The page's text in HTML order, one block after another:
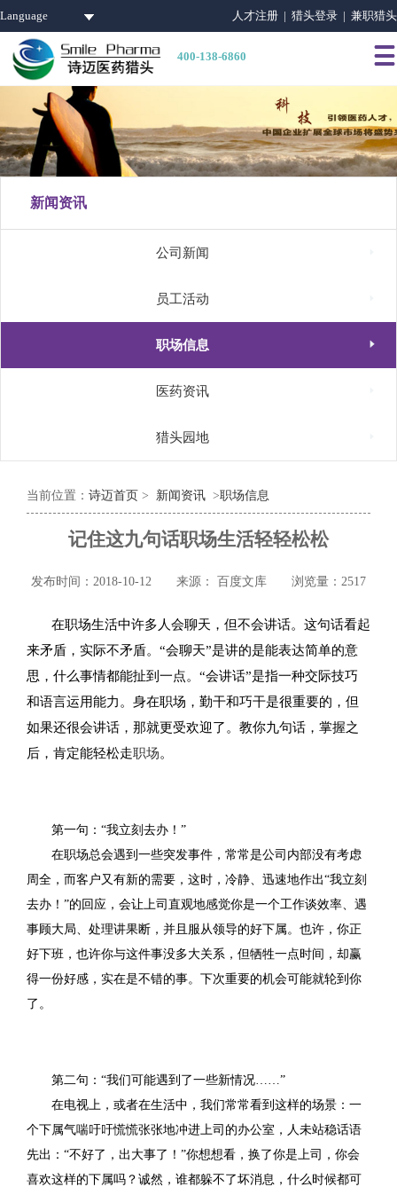
Language 人才注册 | 猎头登录 | 兼职猎头
400-138-6860 
新闻资讯
公司新闻
员工活动
职场信息 
医药资讯
猎头园地
当前位置： 诗迈首页 > 新闻资讯 >职场信息
记住这九句话职场生活轻轻松松
发布时间：2018-10-12 来源： 百度文库 浏览量：2517
在职场生活中许多人会聊天，但不会讲话。这句话看起
来矛盾，实际不矛盾。“会聊天”是讲的是能表达简单的意
思，什么事情都能扯到一点。“会讲话”是指一种交际技巧
和语言运用能力。身在职场，勤干和巧干是很重要的，但
如果还很会讲话，那就更受欢迎了。教你九句话，掌握之
后，肯定能轻松走职场。
第一句：“我立刻去办！”
在职场总会遇到一些突发事件，常常是公司内部没有考虑
周全，而客户又有新的需要，这时，冷静、迅速地作出“我立刻
去办！”的回应，会让上司直观地感觉你是一个工作谈效率、遇
事顾大局、处理讲果断，并且服从领导的好下属。也许，你正
好下班，也许你与这件事没多大关系，但牺牲一点时间，却赢
得一份好感，实在是不错的事。下次重要的机会可能就轮到你
了。
第二句：“我们可能遇到了一些新情况……”
在电视上，或者在生活中，我们常常看到这样的场景：一
个下属气喘吁吁慌慌张张地冲进上司的办公室，人未站稳话语
先出：“不好了，出大事了！”你想想看，换了你是上司，你会
喜欢这样的下属吗？诚然，谁都躲不了坏消息，什么时候都可